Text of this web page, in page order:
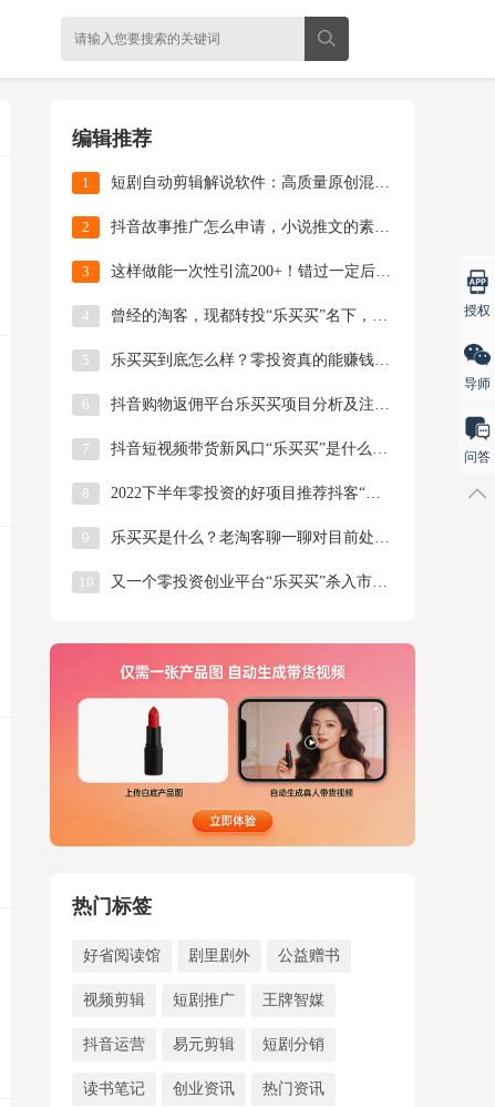
编辑推荐
1 短剧自动剪辑解说软件：高质量原创混剪视频实操教程
2 抖音故事推广怎么申请，小说推文的素材哪里找？
3 这样做能一次性引流200+！错过一定后悔的公益赠书活动来啦！
4 曾经的淘客，现都转投“乐买买”名下，这就是时代的风口
5 乐买买到底怎么样？零投资真的能赚钱吗？
6 抖音购物返佣平台乐买买项目分析及注册使用教程
7 抖音短视频带货新风口“乐买买”是什么？一篇文章带你全了解
8 2022下半年零投资的好项目推荐抖客“乐买买”平台
9 乐买买是什么？老淘客聊一聊对目前处于风口的乐买买项目的看法！
10 又一个零投资创业平台“乐买买”杀入市场了
热门标签
好省阅读馆 剧里剧外 公益赠书
视频剪辑 短剧推广 王牌智媒
抖音运营 易元剪辑 短剧分销
读书笔记 创业资讯 热门资讯
授权
导师
问答